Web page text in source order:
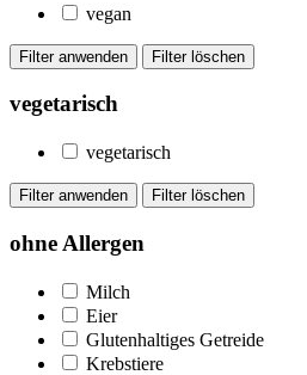
vegan
vegetarisch
vegetarisch
ohne Allergen
Milch
Eier
Glutenhaltiges Getreide
Krebstiere